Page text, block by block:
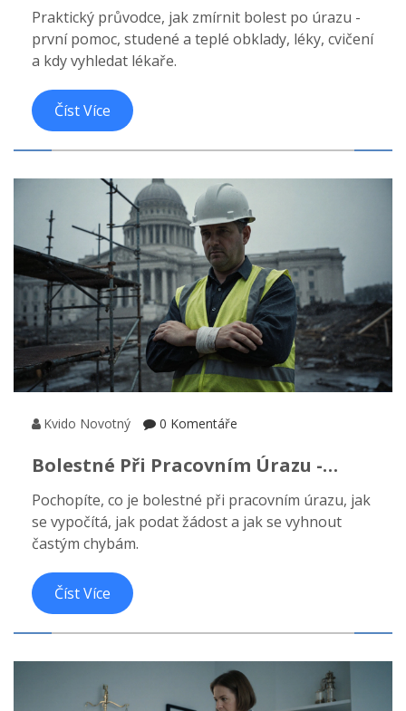
Léčbou
Praktický průvodce, jak zmírnit bolest po úrazu -
první pomoc, studené a teplé obklady, léky, cvičení
a kdy vyhledat lékaře.
Číst Více
Kvido Novotný 0 Komentáře
Bolestné Při Pracovním Úrazu -
Pochopíte, co je bolestné při pracovním úrazu, jak
se vypočítá, jak podat žádost a jak se vyhnout
častým chybám.
Číst Více